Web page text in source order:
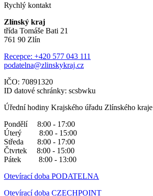
Rychlý kontakt
Zlínský kraj
třída Tomáše Bati 21
761 90 Zlín
Recepce: +420 577 043 111
podatelna@zlinskykraj.cz
IČO: 70891320
ID datové schránky: scsbwku
Úřední hodiny Krajského úřadu Zlínského kraje
Pondělí 8:00 - 17:00
Úterý 8:00 - 15:00
Středa 8:00 - 17:00
Čtvrtek 8:00 - 15:00
Pátek 8:00 - 13:00
Otevírací doba PODATELNA
Otevírací doba CZECHPOINT